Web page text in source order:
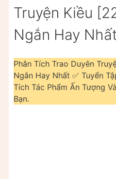
Truyện Kiều
Ngắn Hay
Phân Tích Trao Duyên
Ngắn Hay Nhất ✅ Tuyển
Tích Tác Phẩm Ấn Tượng
Bạn.